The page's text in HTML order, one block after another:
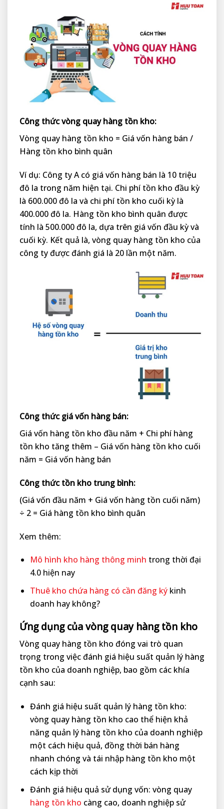
Công thức vòng quay hàng tồn kho:
Vòng quay hàng tồn kho = Giá vốn hàng bán /
Hàng tồn kho bình quân
Ví dụ: Công ty A có giá vốn hàng bán là 10 triệu
đô la trong năm hiện tại. Chi phí tồn kho đầu kỳ
là 600.000 đô la và chi phí tồn kho cuối kỳ là
400.000 đô la. Hàng tồn kho bình quân được
tính là 500.000 đô la, dựa trên giá vốn đầu kỳ và
cuối kỳ. Kết quả là, vòng quay hàng tồn kho của
công ty được đánh giá là 20 lần một năm.
Công thức giá vốn hàng bán:
Giá vốn hàng tồn kho đầu năm + Chi phí hàng
tồn kho tăng thêm – Giá vốn hàng tồn kho cuối
năm = Giá vốn hàng bán
Công thức tồn kho trung bình:
(Giá vốn đầu năm + Giá vốn hàng tồn cuối năm)
÷ 2 = Giá hàng tồn kho bình quân
Xem thêm:
Mô hình kho hàng thông minh trong thời đại
4.0 hiện nay
Thuê kho chứa hàng có cần đăng kýkinh
doanh hay không?
Ứng dụng của vòng quay hàng tồn kho
Vòng quay hàng tồn kho đóng vai trò quan
trọng trong việc đánh giá hiệu suất quản lý hàng
tồn kho của doanh nghiệp, bao gồm các khía
cạnh sau:
Đánh giá hiệu suất quản lý hàng tồn kho:
vòng quay hàng tồn kho cao thể hiện khả
năng quản lý hàng tồn kho của doanh nghiệp
một cách hiệu quả, đồng thời bán hàng
nhanh chóng và tái nhập hàng tồn kho một
cách kịp thời
Đánh giá hiệu quả sử dụng vốn: vòng quay
hàng tồn kho càng cao, doanh nghiệp sử